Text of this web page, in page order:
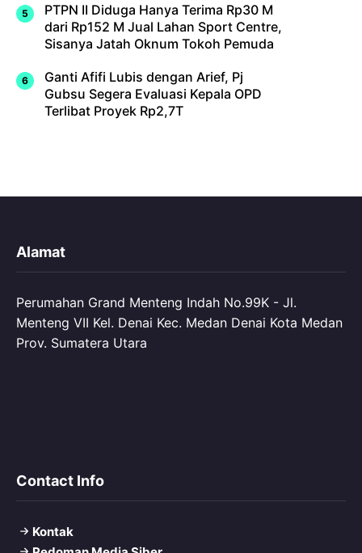
PTPN II Diduga Hanya Terima Rp30 M
dari Rp152 M Jual Lahan Sport Centre,
Sisanya Jatah Oknum Tokoh Pemuda
Ganti Afifi Lubis dengan Arief, Pj
Gubsu Segera Evaluasi Kepala OPD
Terlibat Proyek Rp2,7T
Alamat
Perumahan Grand Menteng Indah No.99K - Jl.
Menteng VII Kel. Denai Kec. Medan Denai Kota Medan
Prov. Sumatera Utara
Contact Info
Kontak